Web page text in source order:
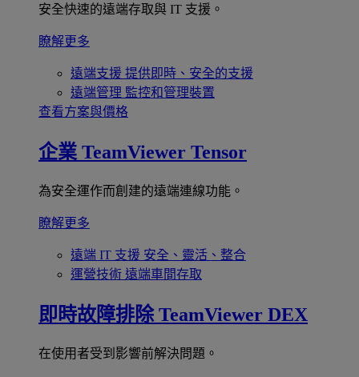
安全快速的遠端存取與 IT 支援。
瞭解更多
遠端支援 提供即時、安全的支援
遠端管理 監控和管理裝置
查看方案與價格
企業 TeamViewer Tensor
為安全運作而創建的遠端連線功能。
瞭解更多
遠端 IT 支援 安全、靈活、整合
運營技術 遠端車間存取
即時故障排除 TeamViewer DEX
在使用者受到影響前解決問題。